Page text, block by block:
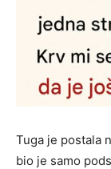
Tuga je postala
bio je samo